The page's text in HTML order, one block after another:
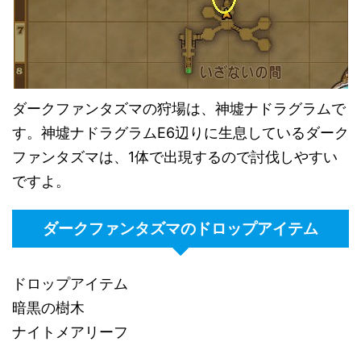
ダークファンタズマの狩場は、神墟ナドラグラムで
す。神墟ナドラグラムE6辺りに生息しているダーク
ファンタズマは、1体で出現するので討伐しやすい
ですよ。
ダークファンタズマのドロップアイテム
ドロップアイテム
暗黒の樹木
ナイトメアリーフ